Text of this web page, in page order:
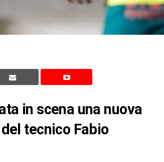
in scena una nuova
tecnico Fabio